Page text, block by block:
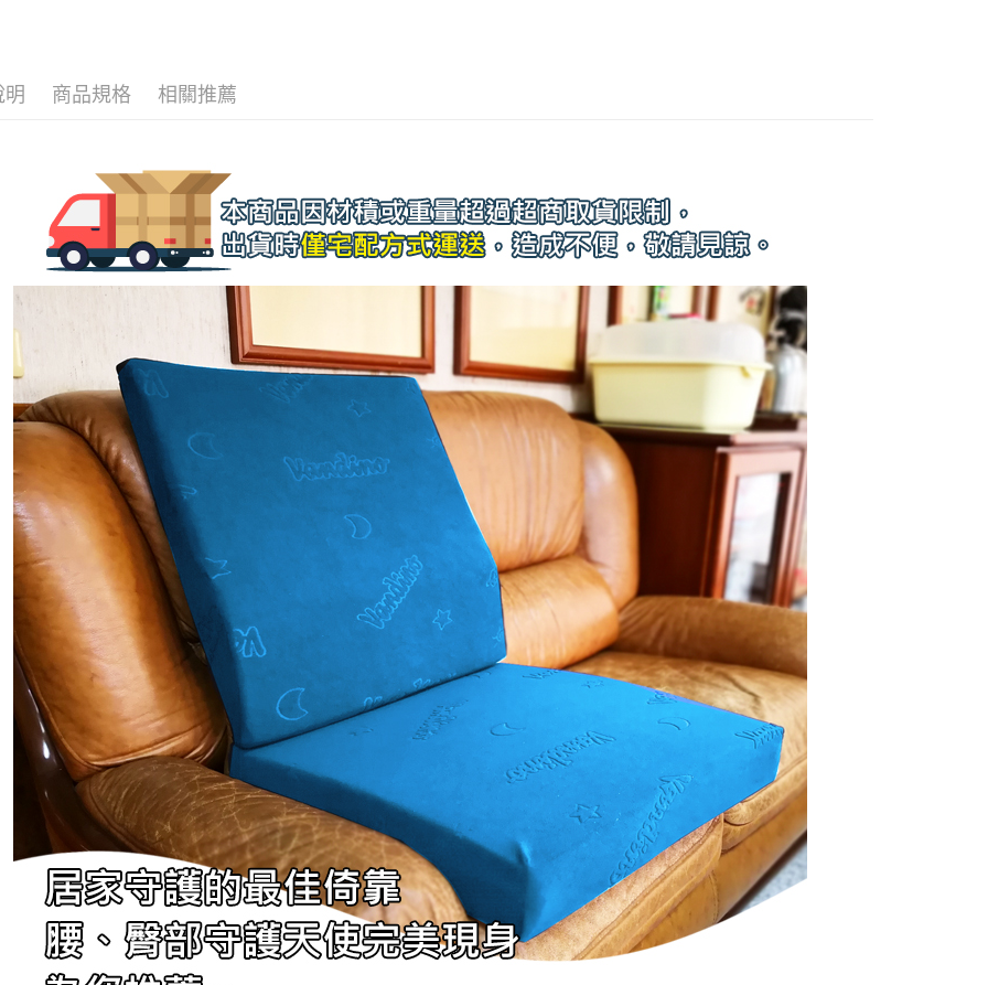
【注意事項】
１．透過由恩沛科技股份有限公司提供之「AFTEE先享後付」服務完成之
求債權轉讓予恩沛科技股份有限公司。
２．關於個人資料處理事宜，請瀏覽以下網址：
https://aftee.tw/terms/#terms3
３．未成年的使用者請事先徵得法定代理人或監護人之同意方可使用
「AFTEE先享後付」，若未經同意申辦者引起之損失，本公司不負相關責
４．使用「AFTEE先享後付」時，將依據個別帳號之用戶狀況，依本公司
即時審查核予不同之上限額度；若仍有額度不足之情形，本公司將視審查
結果請求用戶進行身份認證。
５．嚴禁一人註冊多個帳號或使用他人資訊註冊。若發現惡意使用之情
形，恩沛科技股份有限公司將有權停止該用戶之使用額度並採取法律行
明 商品規格 相關推薦